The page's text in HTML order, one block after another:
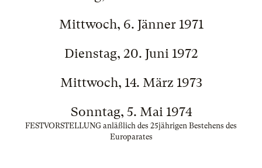
Mittwoch, 6. Jänner 1971
Dienstag, 20. Juni 1972
Mittwoch, 14. März 1973
Sonntag, 5. Mai 1974
FESTVORSTELLUNG anläßlich des 25jährigen Bestehens des
Europarates